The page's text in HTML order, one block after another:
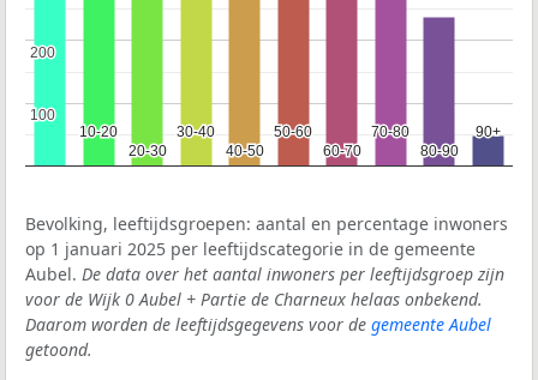
10-20
10-20
20-30
20-30
30-40
30-40
40-50
40-50
50-60
50-60
60-70
60-70
70-80
70-80
80-90
80-90
90+
90+
100
100
200
200
Bevolking, leeftijdsgroepen: aantal en percentage inwoners
op 1 januari 2025 per leeftijdscategorie in de gemeente
Aubel. De data over het aantal inwoners per leeftijdsgroep zijn
voor de Wijk 0 Aubel + Partie de Charneux helaas onbekend.
Daarom worden de leeftijdsgegevens voor de gemeente Aubel
getoond.